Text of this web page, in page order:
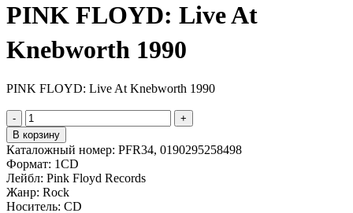
PINK FLOYD: Live At
Knebworth 1990
PINK FLOYD: Live At Knebworth 1990
-
+
В корзину
Каталожный номер: PFR34, 0190295258498
Формат: 1CD
Лейбл: Pink Floyd Records
Жанр: Rock
Носитель: CD